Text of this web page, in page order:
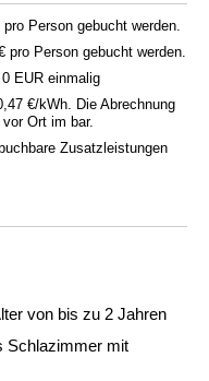
Person gebucht werden.
pro Person gebucht werden.
EUR einmalig
€/kWh. Die Abrechnung
Ort im bar.
Zusatzleistungen
von bis zu 2 Jahren
Schlazimmer mit